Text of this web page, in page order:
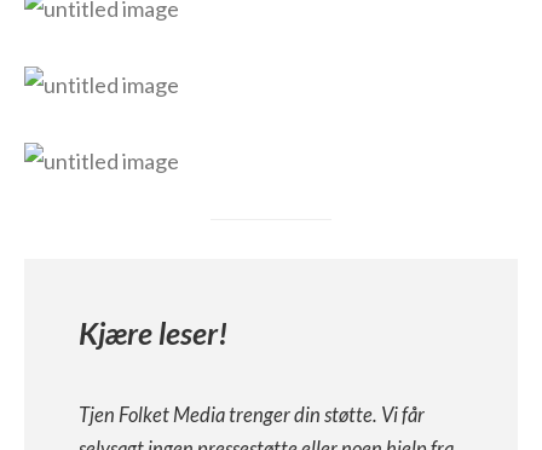
Kjære leser!
Tjen Folket Media trenger din støtte. Vi får